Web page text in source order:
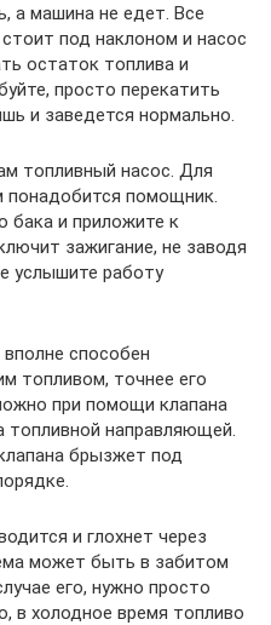
а машина не едет. Все
под наклоном и насос
остаток топлива и
просто перекатить
и заведется нормально.
топливный насос. Для
понадобится помощник.
бака и приложите к
зажигание, не заводя
услышите работу
способен
топливом, точнее его
при помощи клапана
направляющей.
брызжет под
и глохнет через
может быть в забитом
его, нужно просто
в холодное время топливо